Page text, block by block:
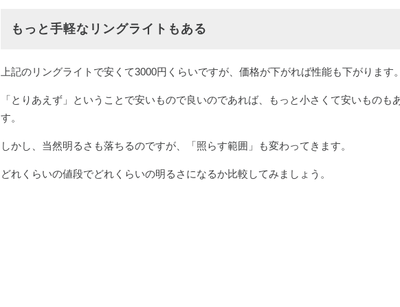
もっと手軽なリングライトもある
上記のリングライトで安くて3000円くらいですが、価格が下がれば性能も下がります。
「とりあえず」ということで安いもので良いのであれば、もっと小さくて安いものも
す。
しかし、当然明るさも落ちるのですが、「照らす範囲」も変わってきます。
どれくらいの値段でどれくらいの明るさになるか比較してみましょう。